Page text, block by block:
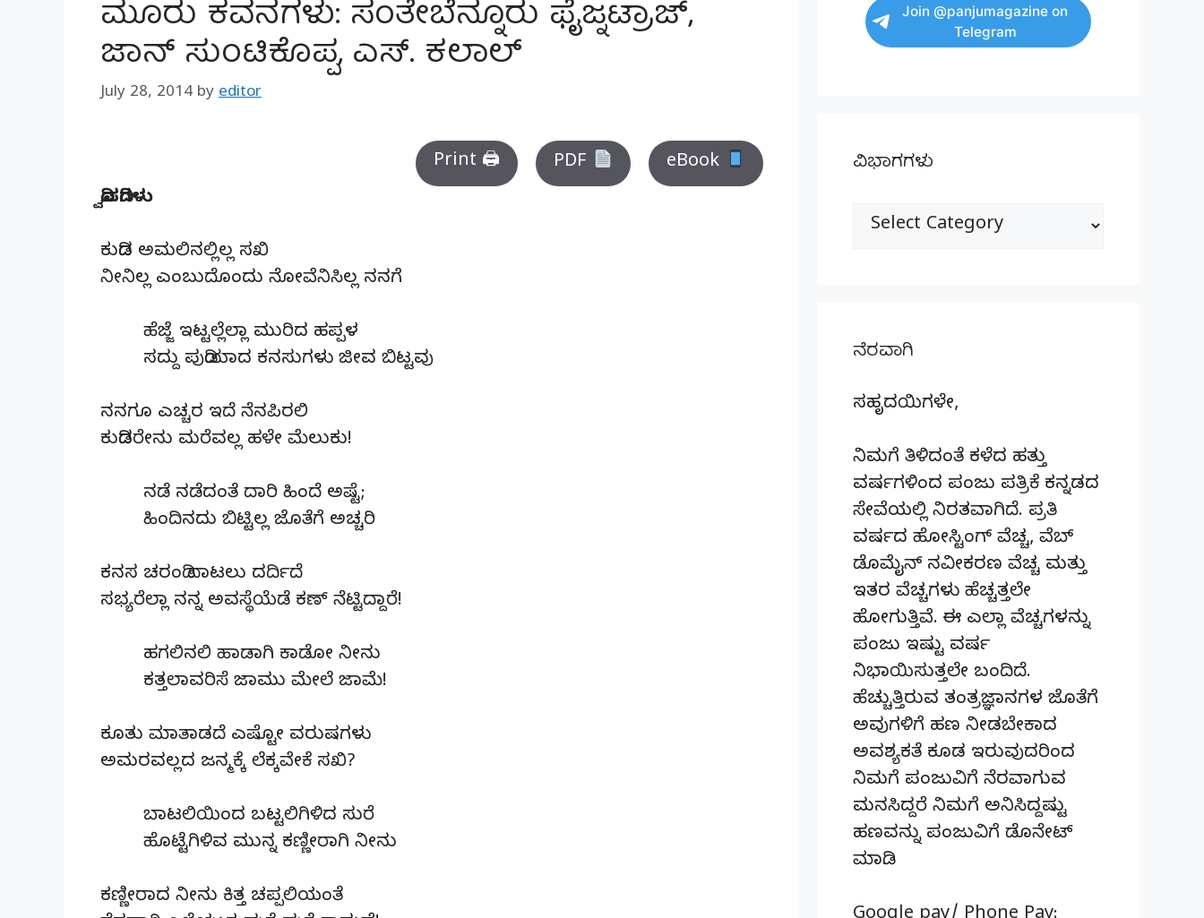
ಮೂರು ಕವನಗಳು: ಸಂತೇಬೆನ್ನೂರು ಫೈಜ್ನಟ್ರಾಜ್,
ಜಾನ್ ಸುಂಟಿಕೊಪ್ಪ, ಎಸ್. ಕಲಾಲ್
July 28, 2014 by editor
Print 🖨 PDF
eBook
ದ್ವಿಪದಿಗಳು
ಕುಡಿದ ಅಮಲಿನಲ್ಲಿಲ್ಲ ಸಖಿ
ನೀನಿಲ್ಲ ಎಂಬುದೊಂದು ನೋವೆನಿಸಿಲ್ಲ ನನಗೆ
ಹೆಜ್ಜೆ ಇಟ್ಟಲ್ಲೆಲ್ಲಾ ಮುರಿದ ಹಪ್ಪಳ
ಸದ್ದು ಪುಡಿಯಾದ ಕನಸುಗಳು ಜೀವ ಬಿಟ್ಟವು
ನನಗೂ ಎಚ್ಚರ ಇದೆ ನೆನಪಿರಲಿ
ಕುಡಿದರೇನು ಮರೆವಲ್ಲ ಹಳೇ ಮೆಲುಕು!
ನಡೆ ನಡೆದಂತೆ ದಾರಿ ಹಿಂದೆ ಅಷ್ಟೆ;
ಹಿಂದಿನದು ಬಿಟ್ಟಿಲ್ಲ ಜೊತೆಗೆ ಅಚ್ಚರಿ
ಕನಸ ಚರಂಡಿ ದಾಟಲು ದರ್ದಿದೆ
ಸಭ್ಯರೆಲ್ಲಾ ನನ್ನ ಅವಸ್ಥೆಯೆಡೆ ಕಣ್ ನೆಟ್ಟಿದ್ದಾರೆ!
ಹಗಲಿನಲಿ ಹಾಡಾಗಿ ಕಾಡೋ ನೀನು
ಕತ್ತಲಾವರಿಸೆ ಜಾಮು ಮೇಲೆ ಜಾಮೆ!
ಕೂತು ಮಾತಾಡದೆ ಎಷ್ಟೋ ವರುಷಗಳು
ಅಮರವಲ್ಲದ ಜನ್ಮಕ್ಕೆ ಲೆಕ್ಕವೇಕೆ ಸಖಿ?
ಬಾಟಲಿಯಿಂದ ಬಟ್ಟಲಿಗಿಳಿದ ಸುರೆ
ಹೊಟ್ಟೆಗಿಳಿವ ಮುನ್ನ ಕಣ್ಣೀರಾಗಿ ನೀನು
ಕಣ್ಣೀರಾದ ನೀನು ಕಿತ್ತ ಚಪ್ಪಲಿಯಂತೆ
Join @panjumagazine on
Telegram
ವಿಭಾಗಗಳು
ವಿಭಾಗಗಳು
ನೆರವಾಗಿ
ಸಹೃದಯಿಗಳೇ,
ನಿಮಗೆ ತಿಳಿದಂತೆ ಕಳೆದ ಹತ್ತು
ವರ್ಷಗಳಿಂದ ಪಂಜು ಪತ್ರಿಕೆ ಕನ್ನಡದ
ಸೇವೆಯಲ್ಲಿ ನಿರತವಾಗಿದೆ. ಪ್ರತಿ
ವರ್ಷದ ಹೋಸ್ಟಿಂಗ್‌ ವೆಚ್ಚ, ವೆಬ್‌
ಡೊಮೈನ್‌ ನವೀಕರಣ ವೆಚ್ಚ ಮತ್ತು
ಇತರ ವೆಚ್ಚಗಳು ಹೆಚ್ಚತ್ತಲೇ
ಹೋಗುತ್ತಿವೆ. ಈ ಎಲ್ಲಾ ವೆಚ್ಚಗಳನ್ನು
ಪಂಜು ಇಷ್ಟು ವರ್ಷ
ನಿಭಾಯಿಸುತ್ತಲೇ ಬಂದಿದೆ.
ಹೆಚ್ಚುತ್ತಿರುವ ತಂತ್ರಜ್ಞಾನಗಳ ಜೊತೆಗೆ
ಅವುಗಳಿಗೆ ಹಣ ನೀಡಬೇಕಾದ
ಅವಶ್ಯಕತೆ ಕೂಡ ಇರುವುದರಿಂದ
ನಿಮಗೆ ಪಂಜುವಿಗೆ ನೆರವಾಗುವ
ಮನಸಿದ್ದರೆ ನಿಮಗೆ ಅನಿಸಿದ್ದಷ್ಟು
ಹಣವನ್ನು ಪಂಜುವಿಗೆ ಡೊನೇಟ್‌
ಮಾಡಿ.